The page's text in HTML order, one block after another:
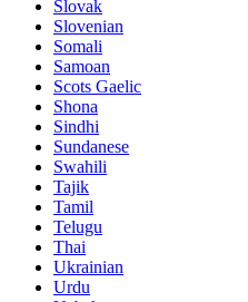
Slovak
Slovenian
Somali
Samoan
Scots Gaelic
Shona
Sindhi
Sundanese
Swahili
Tajik
Tamil
Telugu
Thai
Ukrainian
Urdu